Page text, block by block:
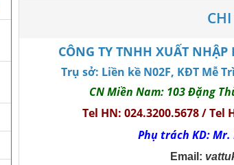
CÔNG TY TNHH XUẤT NHẬP
Trụ sở: Liền kề N02F, KĐT Mễ
CN Miền Nam: 103 Đặng
Tel HN: 024.3200.5678 /
Phụ trách KD: Mr.
Email: